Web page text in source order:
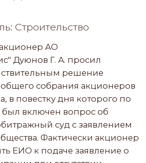
банкротства.
действительность
общего собрания
введения
и не допустить
лицами.
проекта:
суть проекта